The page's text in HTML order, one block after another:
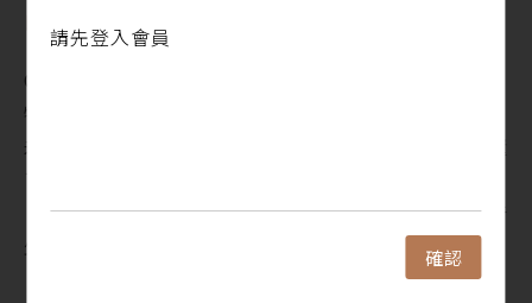
請先登入會員
確認
持──專訪2月店長楊双子
犢焦點 ‧ Focus
1. 讀墨電子書八德概念店試營運上線！推動虛實整合
新體驗，7 吋 mooInk Nana 彩色電子書閱讀器好評試
2. Readmoo Gogo 八德概念店暖屋派對，犢友歡聚討
吉利！
目錄
Contents
犢新聞 ‧ Indepth News
未知裡潛藏無限可能，我不會想寫人人都覺得自己看懂
【讀墨推薦書：選這本正是時候！】是個好東西但對青
少年來講卻有相當不好的影響（？）
【一週E書】即使沒有末日，人都還是會死，所以？